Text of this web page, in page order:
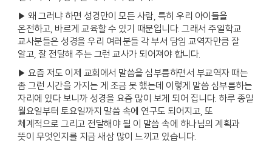
▶ 왜 그러냐 하면 성경만이 모든 사람, 특히 우리 아이들을
온전하고, 바르게 교육할 수 있기 때문입니다. 그래서 주일학교
교사분들은 성경을 우리 여러분들 각 부서 담임 교역자만큼 잘
알고, 잘 전달해 주는 그런 교사가 되어져야 합니다.
▶ 요즘 저도 이제 교회에서 말씀을 심부름하면서 부교역자 때는
좀 그런 시간을 가지는 게 조금 못 했는데 이렇게 말씀 심부름하는
자리에 있다 보니까 성경을 요즘 많이 보게 되어 집니다. 하루 종일
월요일부터 토요일까지 말씀 속에 연구도 되어지고, 또
체계적으로 그리고 전달해야 될 이 말씀 속에 하나님의 계획과
뜻이 무엇인지를 지금 새삼 많이 느끼고 있습니다.